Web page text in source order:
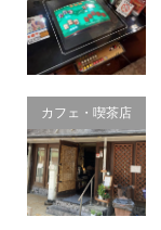
カフェ・喫茶店